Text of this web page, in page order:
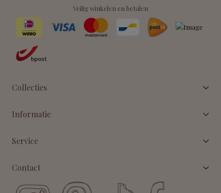
Veilig winkelen en betalen
Collecties
Informatie
Service
Contact